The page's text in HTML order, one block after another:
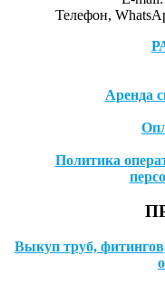
Телефон,
Аренда
Политика
Выкуп труб,